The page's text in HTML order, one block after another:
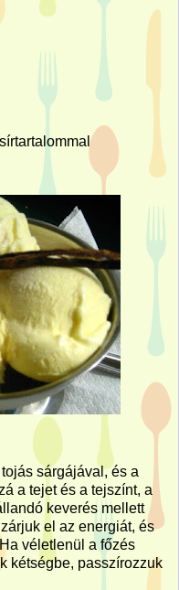
sárgájával, és a
a tejet és a tejszínt, a
keverés mellett
el az energiát, és
véletlenül a főzés
kétségbe, passzírozzuk